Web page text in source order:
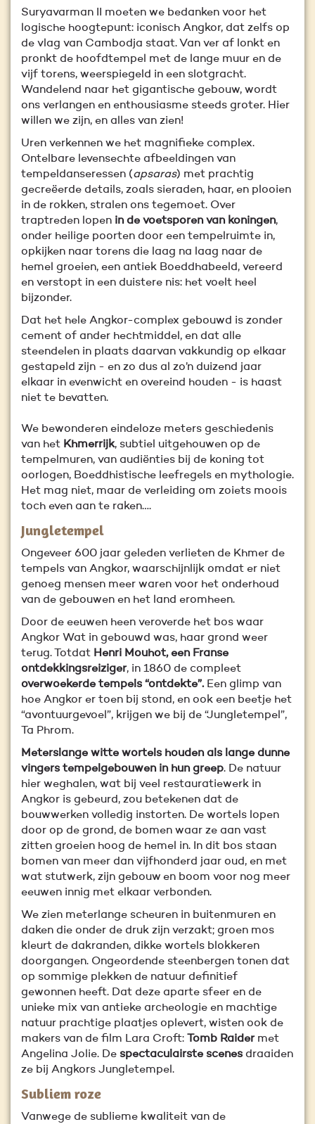
Suryavarman II moeten we bedanken voor het
logische hoogtepunt: iconisch Angkor, dat zelfs op
de vlag van Cambodja staat. Van ver af lonkt en
pronkt de hoofdtempel met de lange muur en de
vijf torens, weerspiegeld in een slotgracht.
Wandelend naar het gigantische gebouw, wordt
ons verlangen en enthousiasme steeds groter. Hier
willen we zijn, en alles van zien!
Uren verkennen we het magnifieke complex.
Ontelbare levensechte afbeeldingen van
tempeldanseressen (apsaras) met prachtig
gecreëerde details, zoals sieraden, haar, en plooien
in de rokken, stralen ons tegemoet. Over
traptreden lopen in de voetsporen van koningen,
onder heilige poorten door een tempelruimte in,
opkijken naar torens die laag na laag naar de
hemel groeien, een antiek Boeddhabeeld, vereerd
en verstopt in een duistere nis: het voelt heel
bijzonder.
Dat het hele Angkor-complex gebouwd is zonder
cement of ander hechtmiddel, en dat alle
steendelen in plaats daarvan vakkundig op elkaar
gestapeld zijn - en zo dus al zo’n duizend jaar
elkaar in evenwicht en overeind houden - is haast
niet te bevatten.
We bewonderen eindeloze meters geschiedenis
van het Khmerrijk, subtiel uitgehouwen op de
tempelmuren, van audiënties bij de koning tot
oorlogen, Boeddhistische leefregels en mythologie.
Het mag niet, maar de verleiding om zoiets moois
toch even aan te raken….
Jungletempel
Ongeveer 600 jaar geleden verlieten de Khmer de
tempels van Angkor, waarschijnlijk omdat er niet
genoeg mensen meer waren voor het onderhoud
van de gebouwen en het land eromheen.
Door de eeuwen heen veroverde het bos waar
Angkor Wat in gebouwd was, haar grond weer
terug. Totdat Henri Mouhot, een Franse
ontdekkingsreiziger, in 1860 de compleet
overwoekerde tempels “ontdekte”. Een glimp van
hoe Angkor er toen bij stond, en ook een beetje het
“avontuurgevoel”, krijgen we bij de “Jungletempel”,
Ta Phrom.
Meterslange witte wortels houden als lange dunne
vingers tempelgebouwen in hun greep. De natuur
hier weghalen, wat bij veel restauratiewerk in
Angkor is gebeurd, zou betekenen dat de
bouwwerken volledig instorten. De wortels lopen
door op de grond, de bomen waar ze aan vast
zitten groeien hoog de hemel in. In dit bos staan
bomen van meer dan vijfhonderd jaar oud, en met
wat stutwerk, zijn gebouw en boom voor nog meer
eeuwen innig met elkaar verbonden.
We zien meterlange scheuren in buitenmuren en
daken die onder de druk zijn verzakt; groen mos
kleurt de dakranden, dikke wortels blokkeren
doorgangen. Ongeordende steenbergen tonen dat
op sommige plekken de natuur definitief
gewonnen heeft. Dat deze aparte sfeer en de
unieke mix van antieke archeologie en machtige
natuur prachtige plaatjes oplevert, wisten ook de
makers van de film Lara Croft:
Tomb Raidermet
Angelina Jolie. De spectaculairste scenes draaiden
ze bij Angkors Jungletempel.
Subliem roze
Vanwege de sublieme kwaliteit van de